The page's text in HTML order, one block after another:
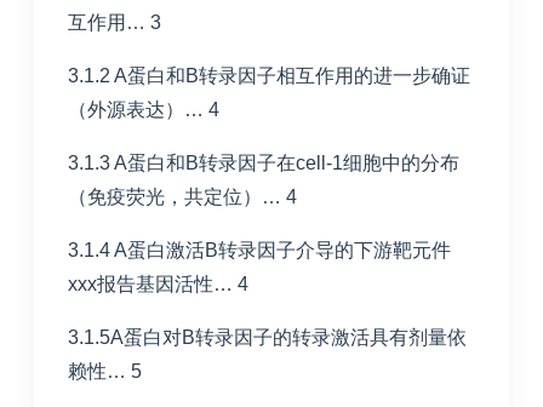
互作用… 3
3.1.2 A蛋白和B转录因子相互作用的进一步确证
（外源表达）… 4
3.1.3 A蛋白和B转录因子在cell-1细胞中的分布
（免疫荧光，共定位）… 4
3.1.4 A蛋白激活B转录因子介导的下游靶元件
xxx报告基因活性… 4
3.1.5A蛋白对B转录因子的转录激活具有剂量依
赖性… 5